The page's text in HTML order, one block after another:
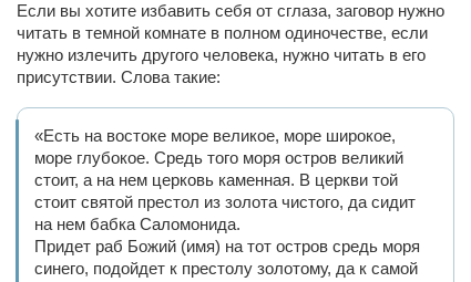
Если вы хотите избавить себя от сглаза, заговор нужно
читать в темной комнате в полном одиночестве, если
нужно излечить другого человека, нужно читать в его
присутствии. Слова такие:
«Есть на востоке море великое, море широкое,
море глубокое. Средь того моря остров великий
стоит, а на нем церковь каменная. В церкви той
стоит святой престол из золота чистого, да сидит
на нем бабка Саломонида.
Придет раб Божий (имя) на тот остров средь моря
синего, подойдет к престолу золотому, да к самой